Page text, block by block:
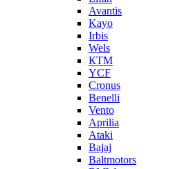
Avantis
Kayo
Irbis
Wels
КТМ
YCF
Cronus
Benelli
Vento
Aprilia
Ataki
Bajaj
Baltmotors